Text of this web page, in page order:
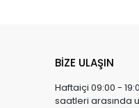
BİZE ULAŞIN
Haftaiçi 09:00 -
saatleri arasında